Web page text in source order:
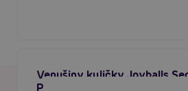
Venušiny kuličky Joyballs